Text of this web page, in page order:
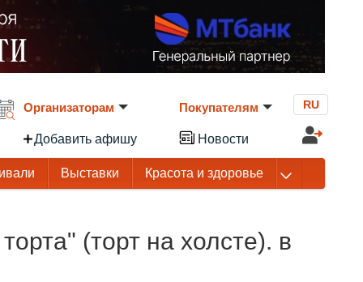
Организаторам
Добавить афишу
Покупателям
Новости
RU
Выставки Красота и здоровье
(торт на холсте). в